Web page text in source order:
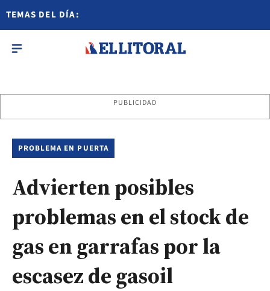
TEMAS DEL DÍA:
PUBLICIDAD
PROBLEMA EN PUERTA
Advierten posibles
problemas en el stock de
gas en garrafas por la
escasez de gasoil